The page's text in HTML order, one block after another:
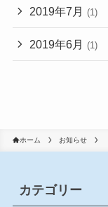
2019年7月 (1)
2019年6月 (1)
ホーム お知らせ
カテゴリー